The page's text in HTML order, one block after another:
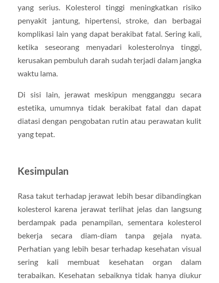
yang serius. Kolesterol tinggi meningkatkan risiko
penyakit jantung, hipertensi, stroke, dan berbagai
komplikasi lain yang dapat berakibat fatal. Sering kali,
ketika seseorang menyadari kolesterolnya tinggi,
kerusakan pembuluh darah sudah terjadi dalam jangka
waktu lama.
Di sisi lain, jerawat meskipun mengganggu secara
estetika, umumnya tidak berakibat fatal dan dapat
diatasi dengan pengobatan rutin atau perawatan kulit
yang tepat.
Kesimpulan
Rasa takut terhadap jerawat lebih besar dibandingkan
kolesterol karena jerawat terlihat jelas dan langsung
berdampak pada penampilan, sementara kolesterol
bekerja secara diam-diam tanpa gejala nyata.
Perhatian yang lebih besar terhadap kesehatan visual
sering kali membuat kesehatan organ dalam
terabaikan. Kesehatan sebaiknya tidak hanya diukur